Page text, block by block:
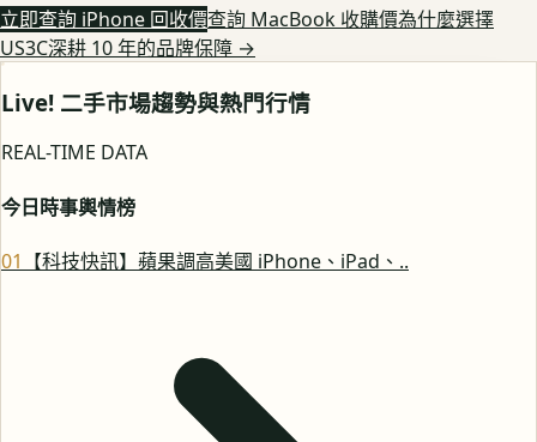
立即查詢 iPhone 回收價查詢 MacBook 收購價為什麼選擇
US3C深耕 10 年的品牌保障 →
Live! 二手市場趨勢與熱門行情
REAL-TIME DATA
今日時事輿情榜
01 【科技快訊】蘋果調高美國 iPhone、iPad、..